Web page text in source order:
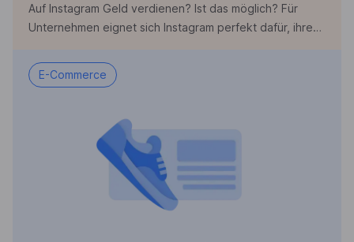
Auf Instagram Geld verdienen? Ist das möglich? Für
Unternehmen eignet sich Instagram perfekt dafür, ihre
bietet noch viel mehr: Ohne großen Aufwand lässt sich
auf Instagram auch Geld verdienen. Mit einer sehr guten
Einkommen zu erzielen, das dir deinen gewünschten
Lifestyle ermöglicht. Je […]
E-Commerce